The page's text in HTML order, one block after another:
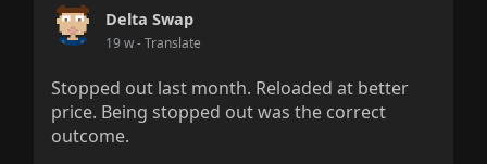
Delta Swap
19 w- Translate
Stopped out last month. Reloaded at better
price. Being stopped out was the correct
outcome.